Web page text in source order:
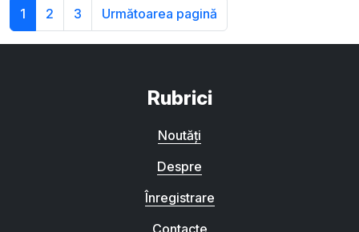
1 2 3 Următoarea pagină
Rubrici
Noutăți
Despre
Înregistrare
Contacte